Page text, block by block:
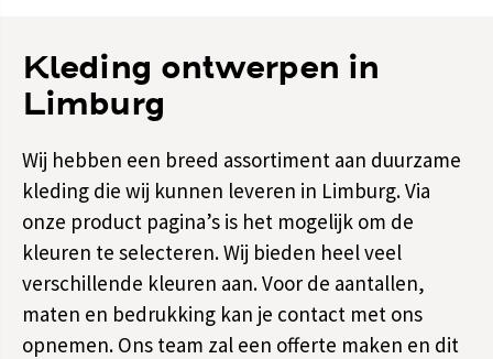
Kleding ontwerpen in
Limburg
Wij hebben een breed assortiment aan duurzame
kleding die wij kunnen leveren in Limburg. Via
onze product pagina’s is het mogelijk om de
kleuren te selecteren. Wij bieden heel veel
verschillende kleuren aan. Voor de aantallen,
maten en bedrukking kan je contact met ons
opnemen. Ons team zal een offerte maken en dit